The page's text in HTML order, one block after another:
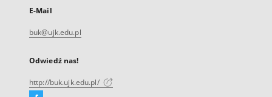
E-Mail
buk@ujk.edu.pl
Odwiedź nas!
http://buk.ujk.edu.pl/